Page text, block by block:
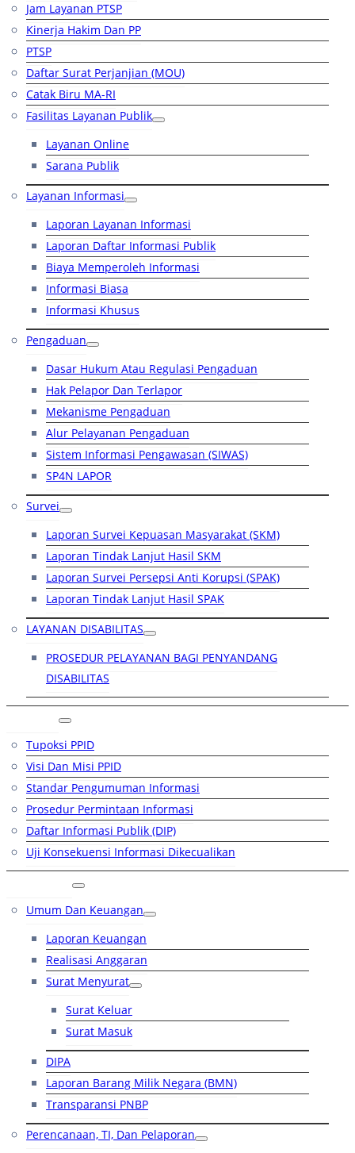
Jam Layanan PTSP
Kinerja Hakim Dan PP
PTSP
Daftar Surat Perjanjian (MOU)
Catak Biru MA-RI
Fasilitas Layanan Publik
Layanan Online
Sarana Publik
Layanan Informasi
Laporan Layanan Informasi
Laporan Daftar Informasi Publik
Biaya Memperoleh Informasi
Informasi Biasa
Informasi Khusus
Pengaduan
Dasar Hukum Atau Regulasi Pengaduan
Hak Pelapor Dan Terlapor
Mekanisme Pengaduan
Alur Pelayanan Pengaduan
Sistem Informasi Pengawasan (SIWAS)
SP4N LAPOR
Survei
Laporan Survei Kepuasan Masyarakat (SKM)
Laporan Tindak Lanjut Hasil SKM
Laporan Survei Persepsi Anti Korupsi (SPAK)
Laporan Tindak Lanjut Hasil SPAK
LAYANAN DISABILITAS
PROSEDUR PELAYANAN BAGI PENYANDANG
DISABILITAS
Tupoksi PPID
Visi Dan Misi PPID
Standar Pengumuman Informasi
Prosedur Permintaan Informasi
Daftar Informasi Publik (DIP)
Uji Konsekuensi Informasi Dikecualikan
Umum Dan Keuangan
Laporan Keuangan
Realisasi Anggaran
Surat Menyurat
Surat Keluar
Surat Masuk
DIPA
Laporan Barang Milik Negara (BMN)
Transparansi PNBP
Perencanaan, TI, Dan Pelaporan